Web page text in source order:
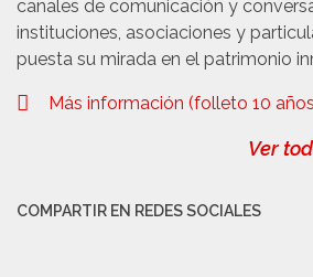
canales de comunicación y
instituciones, asociaciones y
puesta su mirada en el patrimonio
Más información (folleto 10
Ver
COMPARTIR EN REDES SOCIALES